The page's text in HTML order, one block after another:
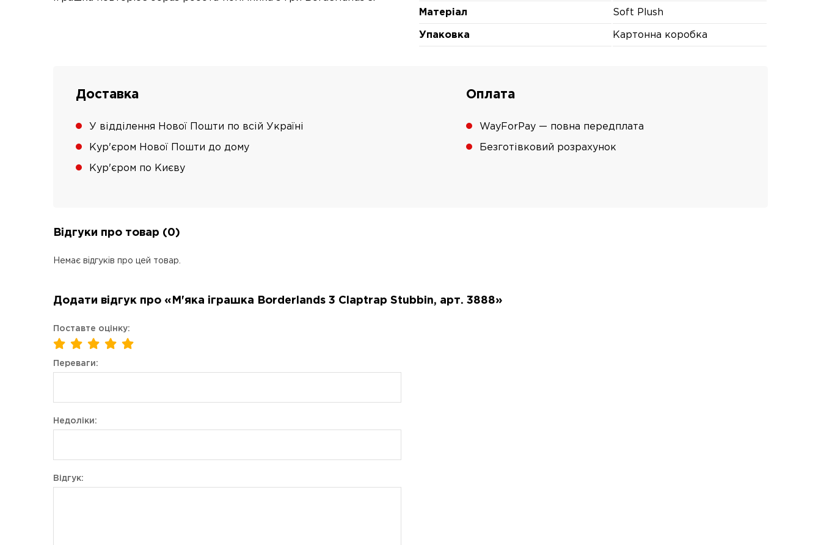
Матеріал Soft Plush
Упаковка Картонна коробка
Доставка
У відділення Нової Пошти по всій Україні
Кур'єром Нової Пошти до дому
Кур'єром по Києву
Оплата
WayForPay — повна передплата
Безготівковий розрахунок
Відгуки про товар (0)
Немає відгуків про цей товар.
Додати відгук про «М'яка іграшка Borderlands 3 Claptrap Stubbin, арт. 3888»
Поставте оцінку:
Переваги:
Недоліки:
Відгук: